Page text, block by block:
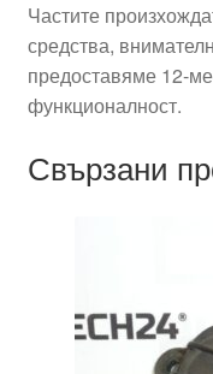
Частите
средства,
предоставяме 12-
функционалност.
Свързани